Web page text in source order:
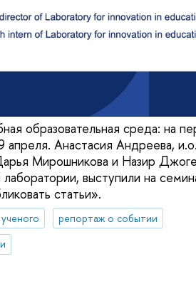
образовательная среда: на
апреля. Анастасия Андреева,
Мирошникова и Назир
выступили на
статьи».
ученого
репортаж о событии